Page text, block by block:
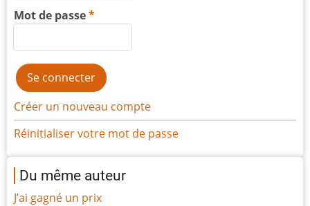
Mot de passe
Créer un nouveau compte
Réinitialiser votre mot de passe
Du même auteur
J’ai gagné un prix